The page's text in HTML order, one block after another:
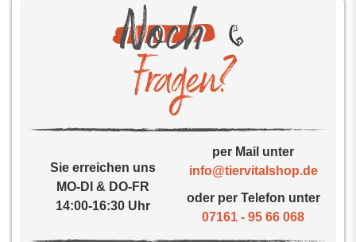
Sie erreichen uns
MO-DI & DO-FR
14:00-16:30 Uhr
per Mail unter
info@tiervitalshop.de
oder per Telefon unter
07161 - 95 66 068